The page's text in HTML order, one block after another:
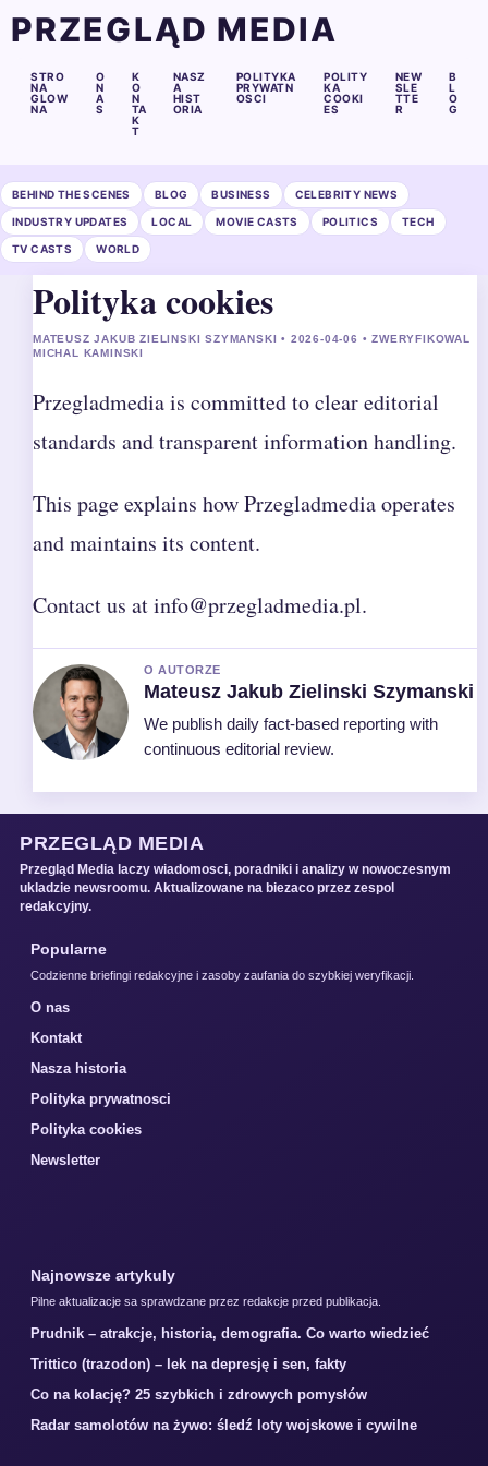
PRZEGLĄD MEDIA
STRO
NA
GLOW
NA
O
N
A
S
K
O
N
TA
K
T
NASZ
A
HIST
ORIA
POLITYKA
PRYWATN
OSCI
POLITY
KA
COOKI
ES
NEW
SLE
TTE
R
B
L
O
G
BEHIND THE SCENES BLOG BUSINESS CELEBRITY NEWS
INDUSTRY UPDATES LOCAL MOVIE CASTS POLITICS TECH
TV CASTS WORLD
Polityka cookies
MATEUSZ JAKUB ZIELINSKI SZYMANSKI • 2026-04-06 • ZWERYFIKOWAL
MICHAL KAMINSKI
Przegladmedia is committed to clear editorial
standards and transparent information handling.
This page explains how Przegladmedia operates
and maintains its content.
Contact us at info@przegladmedia.pl.
O AUTORZE
Mateusz Jakub Zielinski Szymanski
We publish daily fact-based reporting with
continuous editorial review.
PRZEGLĄD MEDIA
Przegląd Media laczy wiadomosci, poradniki i analizy w nowoczesnym
ukladzie newsroomu. Aktualizowane na biezaco przez zespol
redakcyjny.
Popularne
Codzienne briefingi redakcyjne i zasoby zaufania do szybkiej weryfikacji.
O nas
Kontakt
Nasza historia
Polityka prywatnosci
Polityka cookies
Newsletter
Najnowsze artykuly
Pilne aktualizacje sa sprawdzane przez redakcje przed publikacja.
Prudnik – atrakcje, historia, demografia. Co warto wiedzieć
Trittico (trazodon) – lek na depresję i sen, fakty
Co na kolację? 25 szybkich i zdrowych pomysłów
Radar samolotów na żywo: śledź loty wojskowe i cywilne